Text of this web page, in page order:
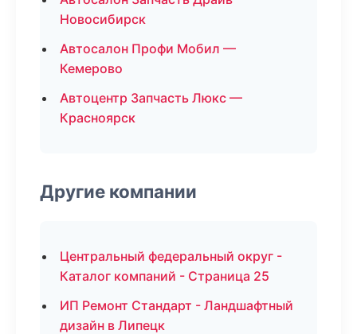
Новосибирск
Автосалон Профи Мобил —
Кемерово
Автоцентр Запчасть Люкс —
Красноярск
Другие компании
Центральный федеральный округ -
Каталог компаний - Страница 25
ИП Ремонт Стандарт - Ландшафтный
дизайн в Липецк